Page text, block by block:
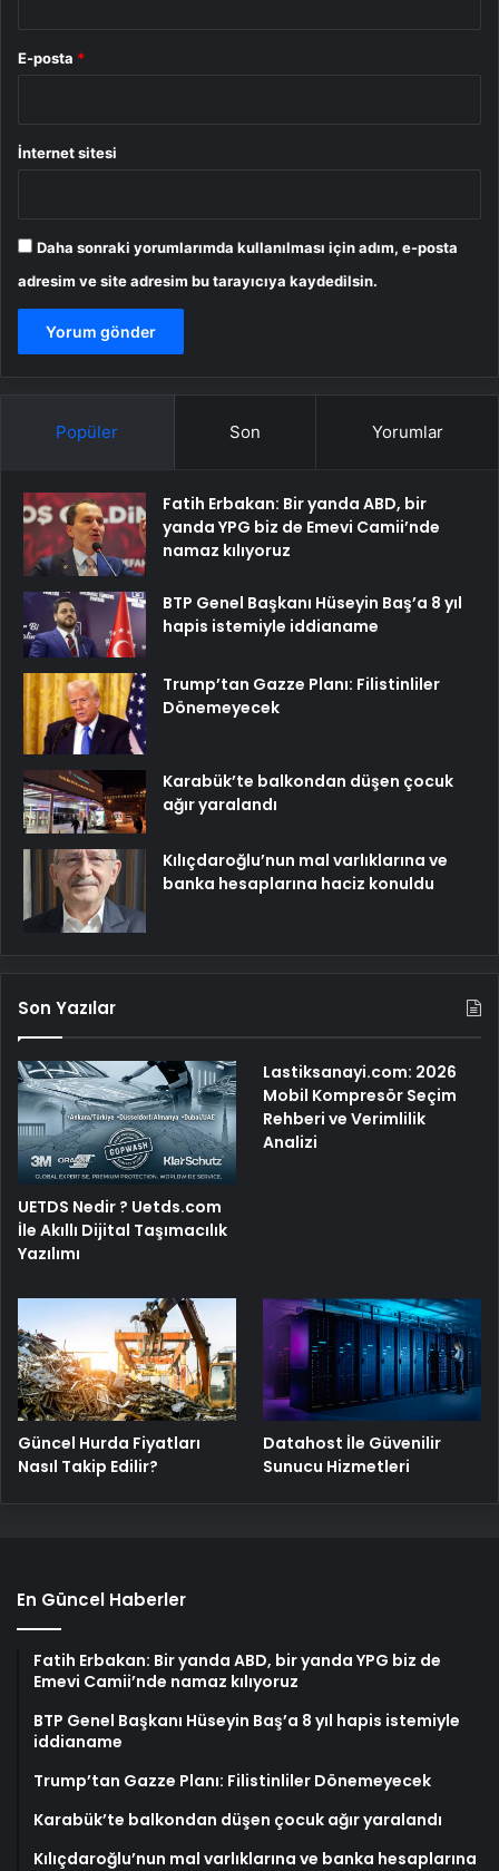
E-posta *
İnternet sitesi
Daha sonraki yorumlarımda kullanılması için adım, e-posta
adresim ve site adresim bu tarayıcıya kaydedilsin.
Popüler Son Yorumlar
Fatih Erbakan: Bir yanda ABD, bir
yanda YPG biz de Emevi Camii’nde
namaz kılıyoruz
BTP Genel Başkanı Hüseyin Baş’a 8 yıl
hapis istemiyle iddianame
Trump’tan Gazze Planı: Filistinliler
Dönemeyecek
Karabük’te balkondan düşen çocuk
ağır yaralandı
Kılıçdaroğlu’nun mal varlıklarına ve
banka hesaplarına haciz konuldu
Son Yazılar
UETDS Nedir ? Uetds.com
İle Akıllı Dijital Taşımacılık
Yazılımı
Lastiksanayi.com: 2026
Mobil Kompresör Seçim
Rehberi ve Verimlilik
Analizi
Güncel Hurda Fiyatları
Nasıl Takip Edilir?
Datahost İle Güvenilir
Sunucu Hizmetleri
En Güncel Haberler
Fatih Erbakan: Bir yanda ABD, bir yanda YPG biz de
Emevi Camii’nde namaz kılıyoruz
BTP Genel Başkanı Hüseyin Baş’a 8 yıl hapis istemiyle
iddianame
Trump’tan Gazze Planı: Filistinliler Dönemeyecek
Karabük’te balkondan düşen çocuk ağır yaralandı
Kılıçdaroğlu’nun mal varlıklarına ve banka hesaplarına